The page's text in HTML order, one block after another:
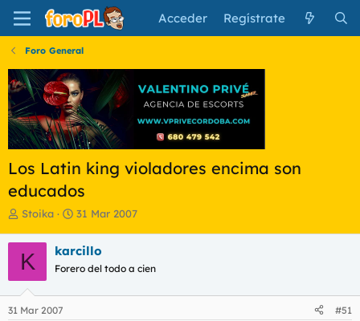
Acceder Regístrate
Foro General
Los Latin king violadores encima son
educados
I
i
c
i
a
d
o
Stoika
F
h
a
e
31 Mar 2007
K karcillo
Forero del todo a cien
31 Mar 2007 #51